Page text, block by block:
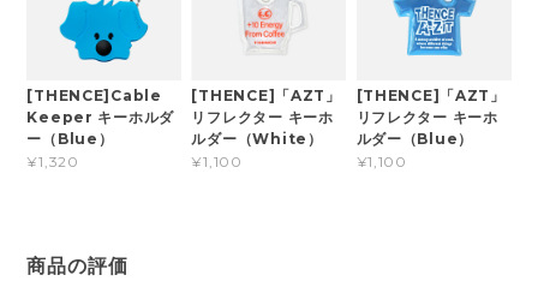
[THENCE]Cable
Keeper キーホルダ
ー（Blue）
¥1,320
[THENCE]「AZT」
リフレクター キーホ
ルダー（White）
¥1,100
[THENCE]「AZT」
リフレクター キーホ
ルダー（Blue）
¥1,100
商品の評価